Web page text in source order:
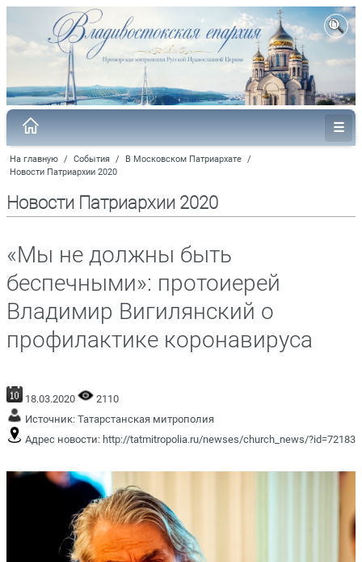
На главную / События / В Московском Патриархате /
Новости Патриархии 2020
Новости Патриархии 2020
«Мы не должны быть
беспечными»: протоиерей
Владимир Вигилянский о
профилактике коронавируса
18.03.2020
2110
Источник: Татарстанская митрополия
Адрес новости: http://tatmitropolia.ru/newses/church_news/?id=72183